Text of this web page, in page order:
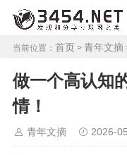
当前位置： 首页 > 青年文摘
做一个高认知
情！
青年文摘 2026-